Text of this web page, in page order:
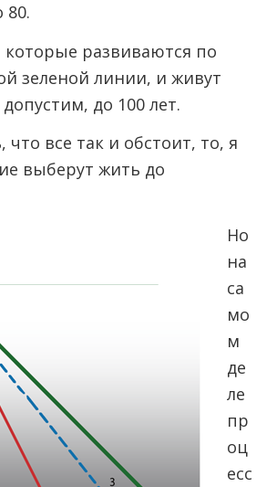
80.
которые развиваются по
зеленой линии, и живут
до 100 лет.
что все так и обстоит, то, я
выберут жить до
Но
на
са
мо
м
де
ле
пр
оц
есс